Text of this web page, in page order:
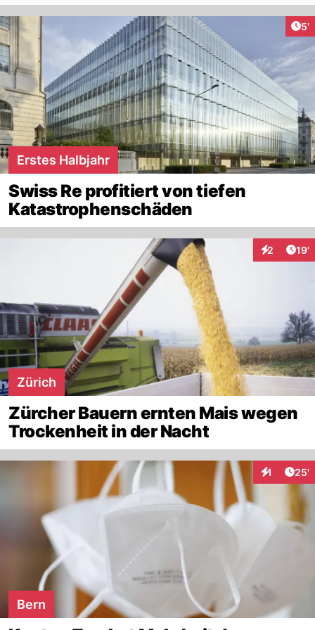
5'
Erstes Halbjahr
Swiss Re profitiert von tiefen
Katastrophenschäden
2 19'
Zürich
Zürcher Bauern ernten Mais wegen
Trockenheit in der Nacht
1 25'
Bern